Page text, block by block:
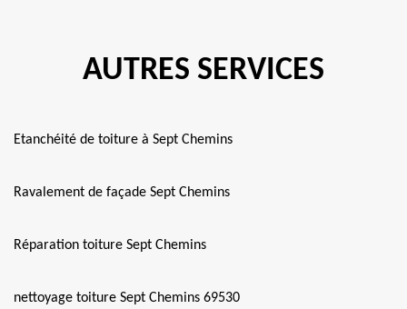
AUTRES SERVICES
Etanchéité de toiture à Sept Chemins
Ravalement de façade Sept Chemins
Réparation toiture Sept Chemins
nettoyage toiture Sept Chemins 69530